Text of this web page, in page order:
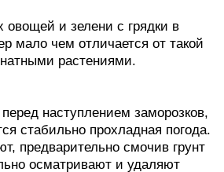
овощей и зелени с грядки в
мало чем отличается от такой
растениями.
наступлением заморозков,
стабильно прохладная погода.
предварительно смочив грунт
осматривают и удаляют